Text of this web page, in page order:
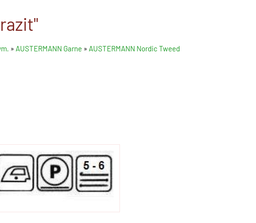
» AUSTERMANN Garne » AUSTERMANN Nordic Tweed